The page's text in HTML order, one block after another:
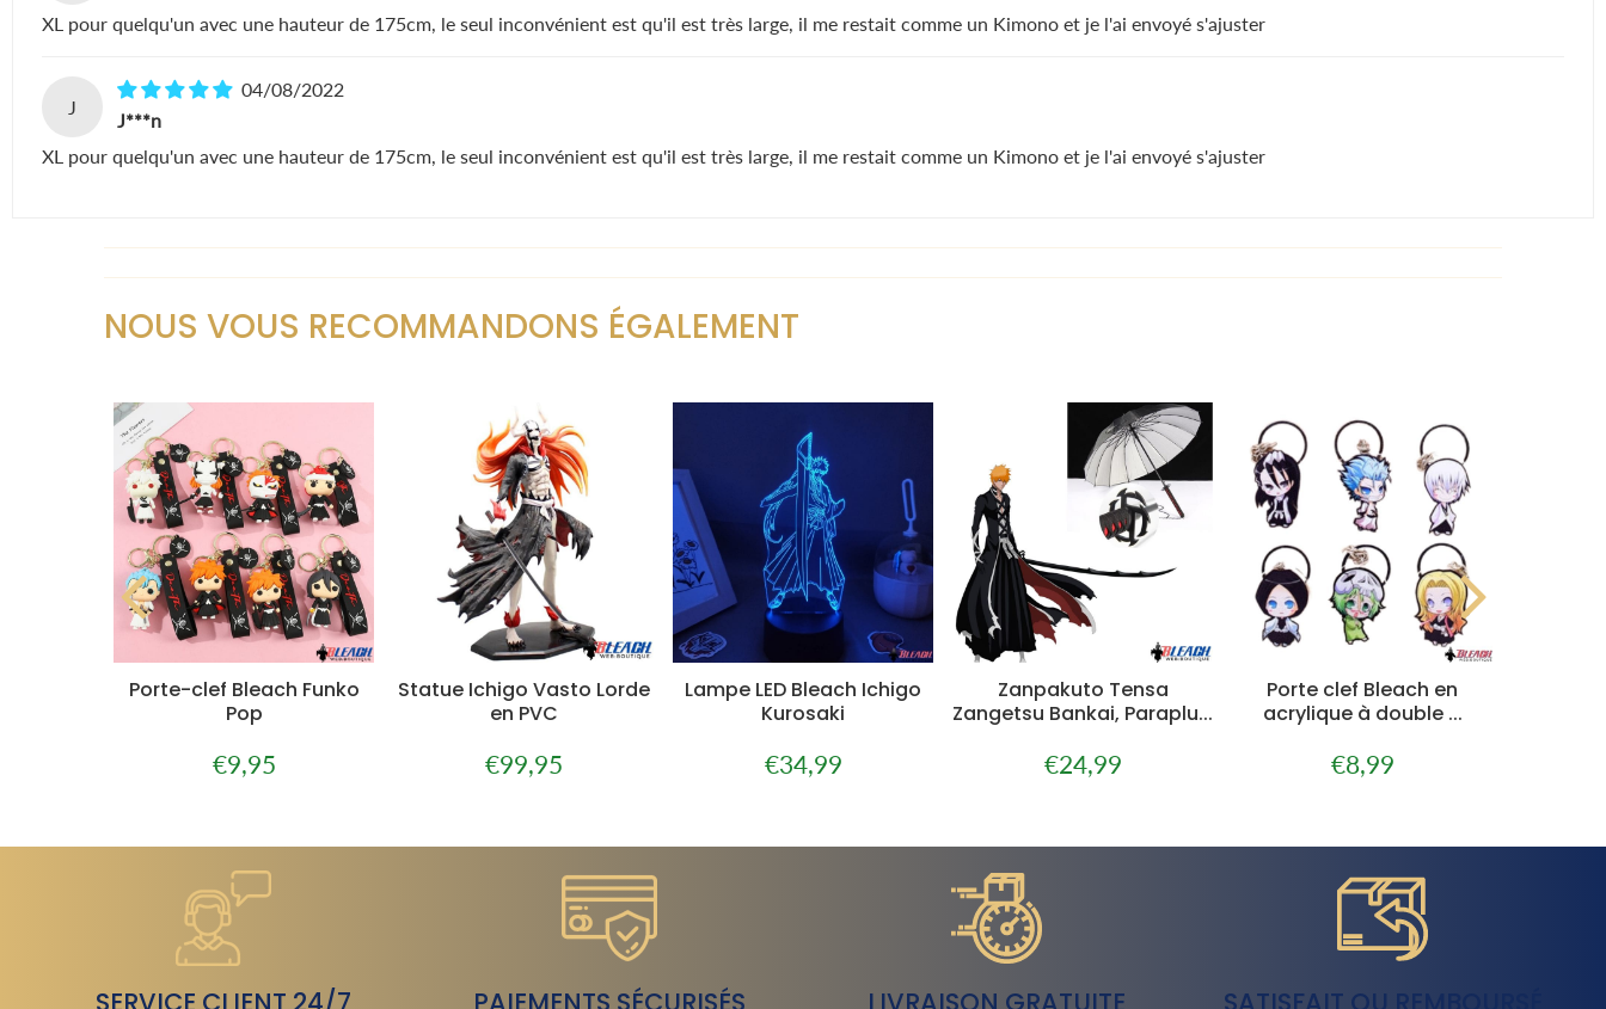
XL pour quelqu'un avec une hauteur de 175cm, le seul inconvénient est qu'il est très large, il me restait comme un Kimono et je l'ai envoyé s'ajuster
J
04/08/2022
J***n
XL pour quelqu'un avec une hauteur de 175cm, le seul inconvénient est qu'il est très large, il me restait comme un Kimono et je l'ai envoyé s'ajuster
NOUS VOUS RECOMMANDONS ÉGALEMENT
Porte-clef Bleach Funko
Pop
Prix
€9,95
Statue Ichigo Vasto Lorde
en PVC
Prix
€99,95
Lampe LED Bleach Ichigo
Kurosaki
Prix
€34,99
Zanpakuto Tensa
Zangetsu Bankai, Paraplu...
Prix
€24,99
Porte clef Bleach en
acrylique à double ...
Prix
€8,99